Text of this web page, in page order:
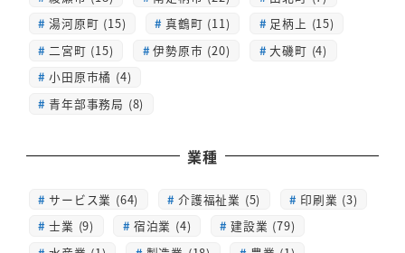
湯河原町 (15)
真鶴町 (11)
足柄上 (15)
二宮町 (15)
伊勢原市 (20)
大磯町 (4)
小田原市橘 (4)
青年部事務局 (8)
業種
サービス業 (64) 介護福祉業 (5)
印刷業 (3)
士業 (9)
宿泊業 (4)
建設業 (79)